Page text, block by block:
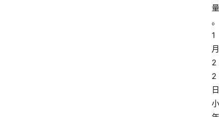
量
。
1
月
2
2
日
小